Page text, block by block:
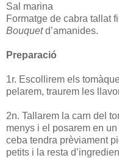
Sal marina
Formatge de cabra tallat
Bouquetd’amanides.
Preparació
1r. Escollirem els
pelarem, traurem les
2n. Tallarem la carn del
menys i el posarem en
ceba tendra prèviament
petits i la resta